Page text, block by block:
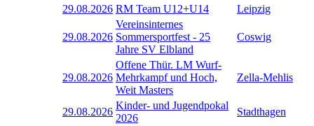
29.08.2026 RM Team U12+U14 Leipzig
29.08.2026
Vereinsinternes
Sommersportfest - 25
Jahre SV Elbland
Coswig
29.08.2026
Offene Thür. LM Wurf-
Mehrkampf und Hoch,
Weit Masters
Zella-Mehlis
29.08.2026
Kinder- und Jugendpokal
2026
Stadthagen